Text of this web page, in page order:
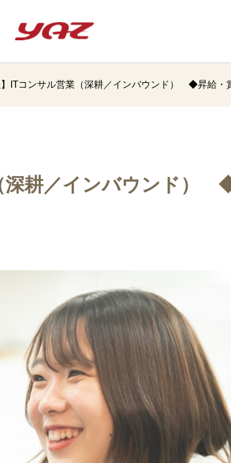
】ITコンサル営業（深耕／インバウンド） ◆昇給
深耕／インバウンド）